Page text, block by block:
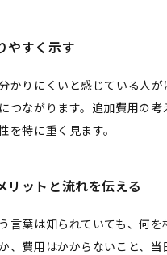
やすく示す
かりにくいと感じている人
つながります。追加費用の
を特に重く見ます。
リットと流れを伝える
言葉は知られていても、何
、費用はかからないこと、